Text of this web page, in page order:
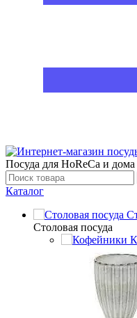
Посуда для HoReCa и дома
Каталог
Столовая посуда